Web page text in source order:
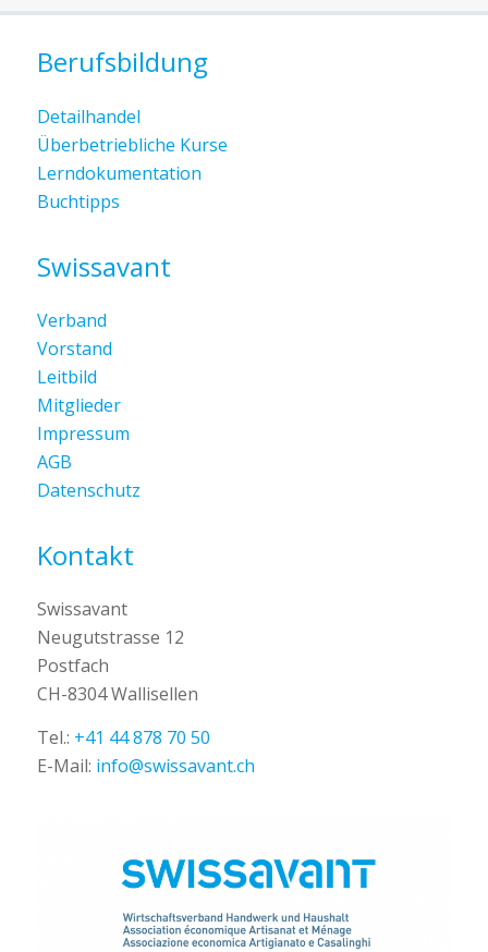
Berufsbildung
Detailhandel
Überbetriebliche Kurse
Lerndokumentation
Buchtipps
Swissavant
Verband
Vorstand
Leitbild
Mitglieder
Impressum
AGB
Datenschutz
Kontakt
Swissavant
Neugutstrasse 12
Postfach
CH-8304 Wallisellen
Tel.: +41 44 878 70 50
E-Mail: info@swissavant.ch